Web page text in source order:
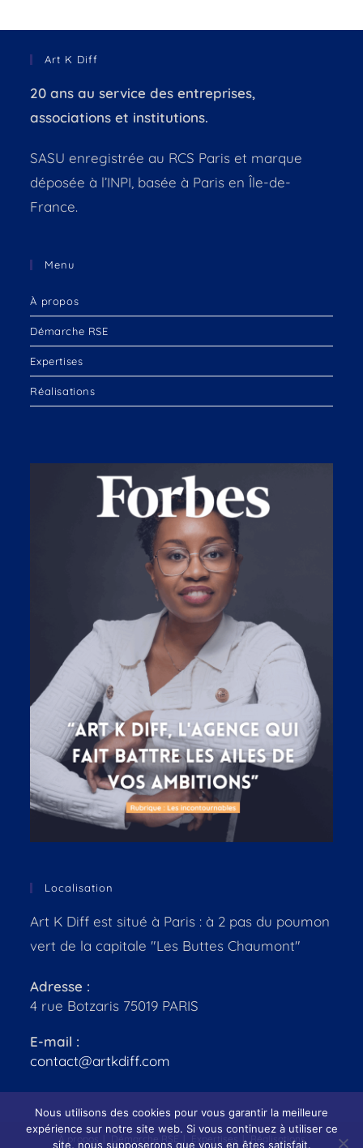
Art K Diff
20 ans au service des entreprises,
associations et institutions.
SASU enregistrée au RCS Paris et marque
déposée à l’INPI, basée à Paris en Île-de-
France.
Menu
À propos
Démarche RSE
Expertises
Réalisations
Localisation
Art K Diff est situé à Paris : à 2 pas du poumon
vert de la capitale "Les Buttes Chaumont"
Adresse :
4 rue Botzaris 75019 PARIS
E-mail :
contact@artkdiff.com
À propos Démarche RSE Expertises Réalisations
Nous utilisons des cookies pour vous garantir la meilleure
expérience sur notre site web. Si vous continuez à utiliser ce
site, nous supposerons que vous en êtes satisfait.